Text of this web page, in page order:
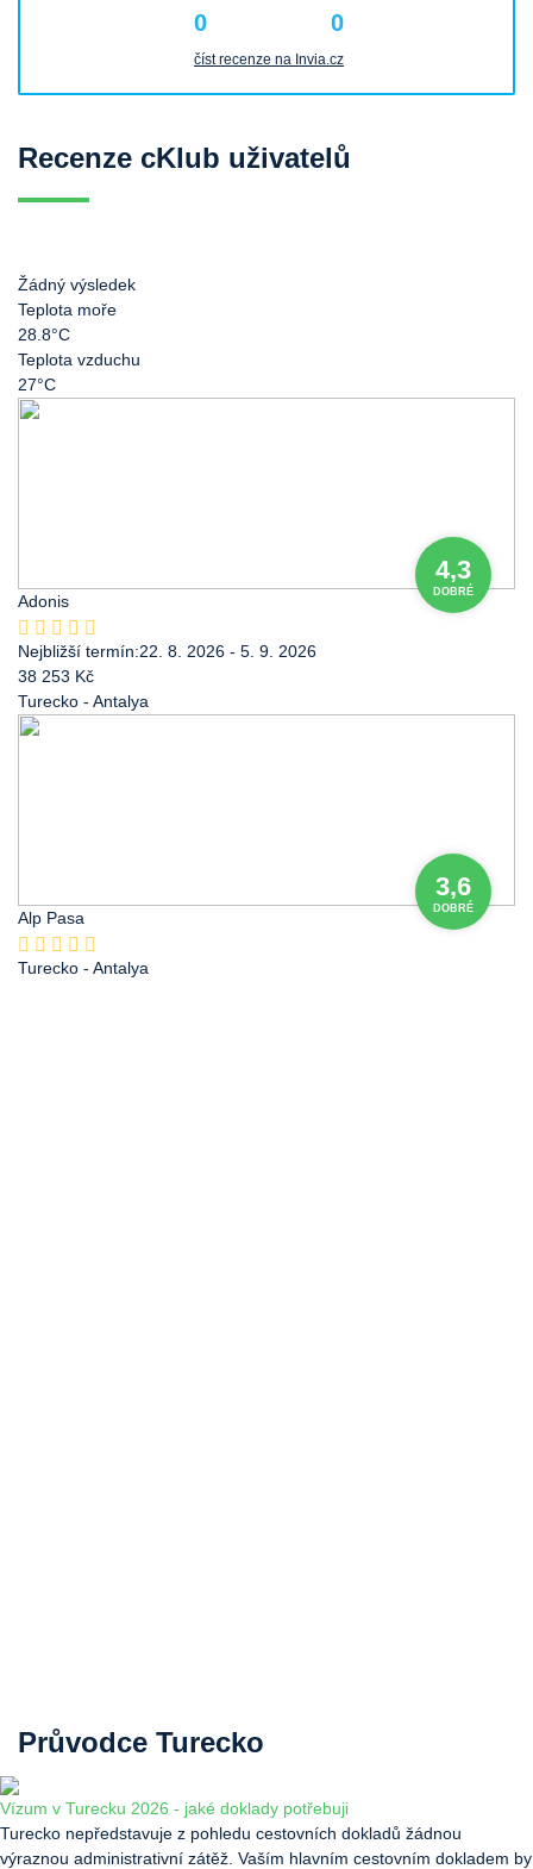
0 0
číst recenze na Invia.cz
Recenze cKlub uživatelů
Žádný výsledek
Teplota moře
28.8°C
Teplota vzduchu
27°C
4,3
DOBRÉ
Adonis
Nejbližší termín:22. 8. 2026 - 5. 9. 2026
38 253 Kč
Turecko - Antalya
3,6
DOBRÉ
Alp Pasa
Turecko - Antalya
Průvodce Turecko
Vízum v Turecku 2026 - jaké doklady potřebuji
Turecko nepředstavuje z pohledu cestovních dokladů žádnou
výraznou administrativní zátěž. Vaším hlavním cestovním dokladem by